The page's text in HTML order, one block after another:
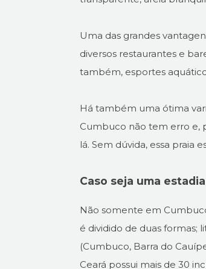
Uma das grandes
diversos restaurantes e
também, esportes
Há também uma ótima
Cumbuco não tem erro e,
lá. Sem dúvida, essa praia
Caso seja uma
Não somente em
é dividido de duas formas;
(Cumbuco, Barra do
Ceará possui mais de 30